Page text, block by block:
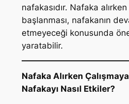
nafakasıdır. Nafaka
başlanması, nafakanın
etmeyeceği konusunda
yaratabilir.
Nafaka Alırken
Nafakayı Nasıl Etkiler?